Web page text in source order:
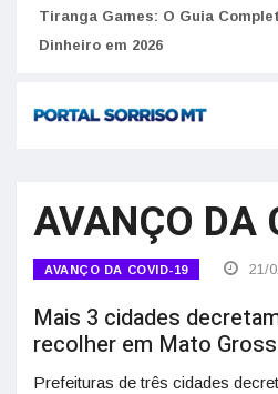
Tiranga Games: O Guia
Dinheiro em 2026
AVANÇO DA
AVANÇO DA COVID-19 21/
Mais 3 cidades
recolher em Mato
Prefeituras de três cidades